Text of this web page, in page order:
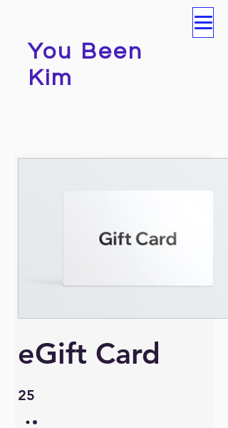
You Been
Kim
eGift Card
25